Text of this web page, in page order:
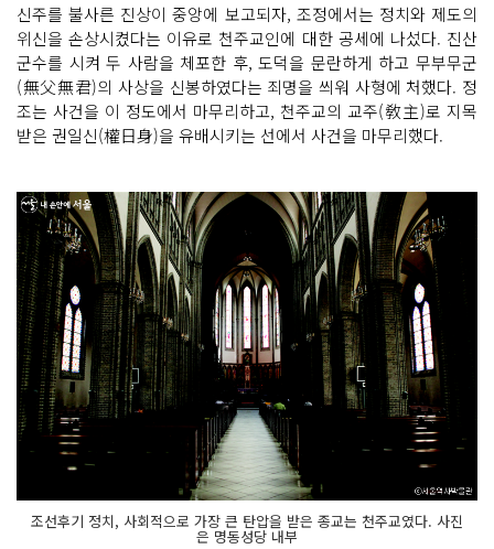
신주를 불사른 진상이 중앙에 보고되자, 조정에서는 정치와 제도의
위신을 손상시켰다는 이유로 천주교인에 대한 공세에 나섰다. 진산
군수를 시켜 두 사람을 체포한 후, 도덕을 문란하게 하고 무부무군
(無父無君)의 사상을 신봉하였다는 죄명을 씌워 사형에 처했다. 정
조는 사건을 이 정도에서 마무리하고, 천주교의 교주(敎主)로 지목
받은 권일신(權日身)을 유배시키는 선에서 사건을 마무리했다.
조선후기 정치, 사회적으로 가장 큰 탄압을 받은 종교는 천주교였다. 사진
은 명동성당 내부